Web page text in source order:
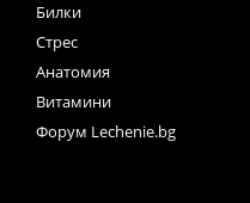
Билки
Стрес
Анатомия
Витамини
Форум Lechenie.bg